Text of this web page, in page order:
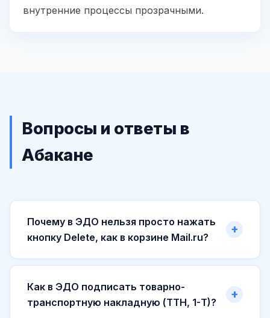
внутренние процессы прозрачными.
Вопросы и ответы в
Абакане
Почему в ЭДО нельзя просто нажать
кнопку Delete, как в корзине Mail.ru?
Как в ЭДО подписать товарно-
транспортную накладную (ТТН, 1-Т)?